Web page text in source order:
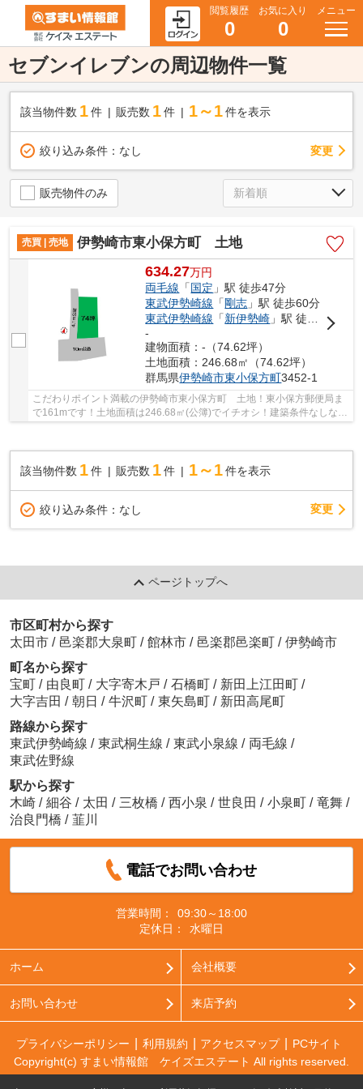
閲覧履歴
0
お気に入り
0
メニュー
セブンイレブンの周辺物件一覧
該当物件数 1件 販売数 1 件 1～1 件を表示
絞り込み条件： なし 変更
販売物件のみ
売買 | 売地 伊勢崎市東小保方町 土地
634.27万円
両毛線 「国定 」駅 徒歩47分
東武伊勢崎線 「剛志 」駅 徒歩60分
東武伊勢崎線 「新伊勢崎 」駅 徒歩63分
-
建物面積：-（74.62坪）
土地面積：246.68㎡（74.62坪）
群馬県伊勢崎市東小保方町3452-1
こだわりポイント満載の伊勢崎市東小保方町 土地！東小保方郵便局ま
で161mです！土地面積は246.68㎡(公簿)でイチオシ！建築条件なしなの
該当物件数 1件 販売数 1 件 1～1 件を表示
絞り込み条件： なし 変更
ページトップへ
市区町村から探す
太田市 / 邑楽郡大泉町 / 館林市 / 邑楽郡邑楽町 / 伊勢崎市
町名から探す
宝町 / 由良町 / 大字寄木戸 / 石橋町 / 新田上江田町 /
大字吉田 / 朝日 / 牛沢町 / 東矢島町 / 新田高尾町
路線から探す
東武伊勢崎線 / 東武桐生線 / 東武小泉線 / 両毛線 /
東武佐野線
駅から探す
木崎 / 細谷 / 太田 / 三枚橋 / 西小泉 / 世良田 / 小泉町 / 竜舞 /
治良門橋 / 韮川
電話でお問い合わせ
営業時間：
09:30～18:00
定休日：
水曜日
ホーム 会社概要
お問い合わせ 来店予約
プライバシーポリシー 利用規約 アクセスマップ
PCサイト
Copyright(c) すまい情報館 ケイズエステート All rights reserved.